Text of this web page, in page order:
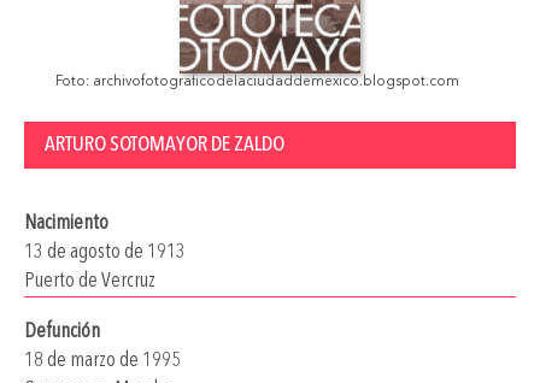
Foto: archivofotograficodelaciudaddemexico.blogspot.com
ARTURO SOTOMAYOR DE ZALDO
Nacimiento
13 de agosto de 1913
Puerto de Vercruz
Defunción
18 de marzo de 1995